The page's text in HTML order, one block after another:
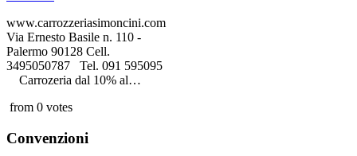
www.carrozzeriasimoncini.com
Via Ernesto Basile n. 110 -
Palermo 90128 Cell.
3495050787 Tel. 091 595095
Carrozeria dal 10% al…
from 0 votes
Convenzioni